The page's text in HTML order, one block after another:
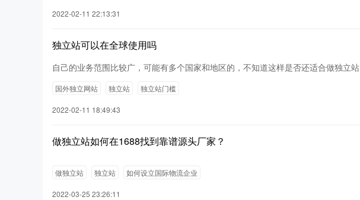
2022-02-11 22:13:31
独立站可以在全球使用吗
自己的业务范围比较广，可能有多个国家和地区的，不知道这样是否还适合做独立站
国外独立网站 独立站 独立站门槛
2022-02-11 18:49:43
做独立站如何在1688找到靠谱源头厂家？
做独立站 独立站 如何设立国际物流企业
2022-03-25 23:26:11